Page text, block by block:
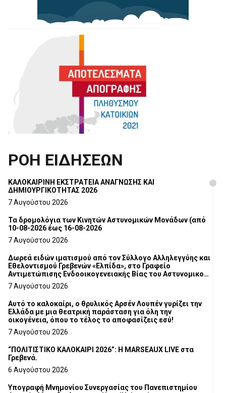
ΡΟΗ ΕΙΔΗΣΕΩΝ
ΚΑΛΟΚΑΙΡΙΝΗ ΕΚΣΤΡΑΤΕΙΑ ΑΝΑΓΝΩΣΗΣ ΚΑΙ
ΔΗΜΙΟΥΡΓΙΚΟΤΗΤΑΣ 2026
7 Αυγούστου 2026
Τα δρομολόγια των Κινητών Αστυνομικών Μονάδων (από
10-08-2026 έως 16-08-2026
7 Αυγούστου 2026
Δωρεά ειδών ιματισμού από τον Σύλλογο Αλληλεγγύης και
Εθελοντισμού Γρεβενών «Ελπίδα», στο Γραφείο
Αντιμετώπισης Ενδοοικογενειακής Βίας του Αστυνομικού
Τμήματος Γρεβενών
7 Αυγούστου 2026
Αυτό το καλοκαίρι, ο θρυλικός Αρσέν Λουπέν γυρίζει την
Ελλάδα με μια θεατρική παράσταση για όλη την
οικογένεια, όπου το τέλος το αποφασίζεις εσύ!
7 Αυγούστου 2026
“ΠΟΛΙΤΙΣΤΙΚΟ ΚΑΛΟΚΑΙΡΙ 2026”: Η MARSEAUX LIVE στα
Γρεβενά.
6 Αυγούστου 2026
Υπογραφή Μνημονίου Συνεργασίας του Πανεπιστημίου